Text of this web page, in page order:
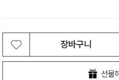
장바구니
선물